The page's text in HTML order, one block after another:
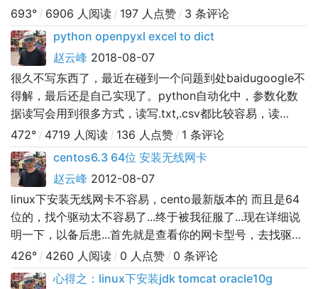
name=service,value=xx远程触发执行
http://ip/job/jobName/buildWithParameters?
token=token&service
693° / 6906 人阅读 / 197 人点赞 / 3 条评论
python openpyxl excel to dict
赵云峰 2018-08-07
很久不写东西了，最近在碰到一个问题到处baidugoogle不
得解，最后还是自己实现了。python自动化中，参数化数
据读写会用到很多方式，读写.txt,.csv都比较容易，读
写.xlsx也不是很难，只是在将xlsx数据读取并转换成字典时
遇到一些麻烦，最终自己解决了，纪录一下。--------------
------------------------------------
472° / 4719 人阅读 / 136 人点赞 / 1 条评论
centos6.3 64位 安装无线网卡
赵云峰 2012-08-07
linux下安装无线网卡不容易，cento最新版本的 而且是64
位的，找个驱动太不容易了...终于被我征服了...现在详细说
明一下，以备后患...首先就是查看你的网卡型号，去找驱动
#lsusb 此命令能查看到usb具体的芯片信息 （ps我用的
usb无线网卡 台式机）,如果此命令不能用，说明你系统确
426° / 4260 人阅读 / 0 人点赞 / 0 条评论
心得之：linux下安装jdk tomcat oracle10g